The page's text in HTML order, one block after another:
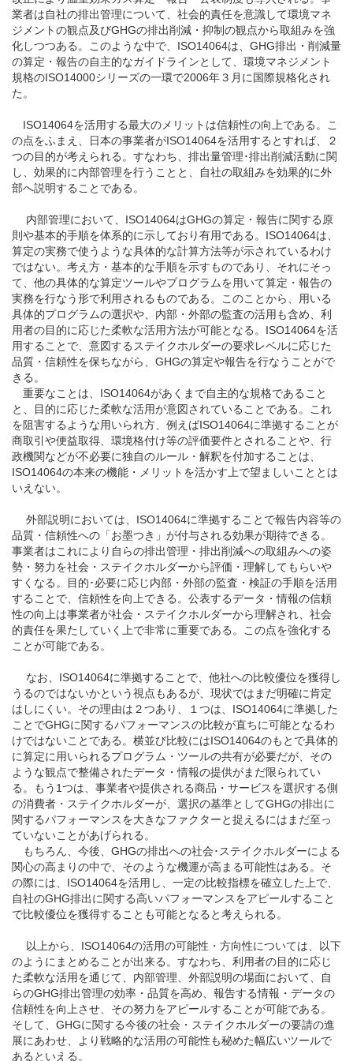
業者は自社の排出管理について、社会的責任を意識して環境マネ
ジメントの観点及びGHGの排出削減・抑制の観点から取組みを強
化しつつある。このような中で、ISO14064は、GHG排出・削減量
の算定・報告の自主的なガイドラインとして、環境マネジメント
規格のISO14000シリーズの一環で2006年３月に国際規格化され
た。
ISO14064を活用する最大のメリットは信頼性の向上である。こ
の点をふまえ、日本の事業者がISO14064を活用するとすれば、２
つの目的が考えられる。すなわち、排出量管理･排出削減活動に関
し、効果的に内部管理を行うことと、自社の取組みを効果的に外
部へ説明することである。
内部管理において、ISO14064はGHGの算定・報告に関する原
則や基本的手順を体系的に示しており有用である。ISO14064は、
算定の実務で使うような具体的な計算方法等が示されているわけ
ではない。考え方・基本的な手順を示すものであり、それにそっ
て、他の具体的な算定ツールやプログラムを用いて算定・報告の
実務を行なう形で利用されるものである。このことから、用いる
具体的プログラムの選択や、内部・外部の監査の活用も含め、利
用者の目的に応じた柔軟な活用方法が可能となる。ISO14064を活
用することで、意図するステイクホルダーの要求レベルに応じた
品質・信頼性を保ちながら、GHGの算定や報告を行なうことがで
きる。
重要なことは、ISO14064があくまで自主的な規格であること
と、目的に応じた柔軟な活用が意図されていることである。これ
を阻害するような用いられ方、例えばISO14064に準拠することが
商取引や便益取得、環境格付け等の評価要件とされることや、行
政機関などが不必要に独自のルール・解釈を付加することは、
ISO14064の本来の機能・メリットを活かす上で望ましいこととは
いえない。
外部説明においては、ISO14064に準拠することで報告内容等の
品質・信頼性への「お墨つき」が付与される効果が期待できる。
事業者はこれにより自らの排出管理・排出削減への取組みへの姿
勢・努力を社会・ステイクホルダーから評価・理解してもらいや
すくなる。目的･必要に応じ内部・外部の監査・検証の手順を活用
することで、信頼性を向上できる。公表するデータ・情報の信頼
性の向上は事業者が社会・ステイクホルダーから理解され、社会
的責任を果たしていく上で非常に重要である。この点を強化する
ことが可能である。
なお、ISO14064に準拠することで、他社への比較優位を獲得し
うるのではないかという視点もあるが、現状ではまだ明確に肯定
はしにくい。その理由は２つあり、１つは、ISO14064に準拠した
ことでGHGに関するパフォーマンスの比較が直ちに可能となるわ
けではないことである。横並び比較にはISO14064のもとで具体的
に算定に用いられるプログラム・ツールの共有が必要だが、その
ような観点で整備されたデータ・情報の提供がまだ限られてい
る。もう1つは、事業者や提供される商品・サービスを選択する側
の消費者・ステイクホルダーが、選択の基準としてGHGの排出に
関するパフォーマンスを大きなファクターと捉えるにはまだ至っ
ていないことがあげられる。
もちろん、今後、GHGの排出への社会･ステイクホルダーによる
関心の高まりの中で、そのような機運が高まる可能性はある。そ
の際には、ISO14064を活用し、一定の比較指標を確立した上で、
自社のGHG排出に関する高いパフォーマンスをアピールすること
で比較優位を獲得することも可能となると考えられる。
以上から、ISO14064の活用の可能性・方向性については、以下
のようにまとめることが出来る。すなわち、利用者の目的に応じ
た柔軟な活用を通じて、内部管理、外部説明の場面において、自
らのGHG排出管理の効率・品質を高め、報告する情報・データの
信頼性を向上させ、その努力をアピールすることが可能である。
そして、GHGに関する今後の社会・ステイクホルダーの要請の進
展にあわせ、より戦略的な活用の可能性も秘めた幅広いツールで
あるといえる。